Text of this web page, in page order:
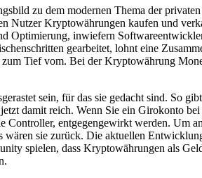
zu dem modernen Thema der
Nutzer Kryptowährungen kaufen und
Optimierung, inwiefern
gearbeitet, lohnt eine
Tief vom. Bei der Kryptowährung
sein, für das sie gedacht sind. So
damit reich. Wenn Sie ein Girokonto
entgegengewirkt werden. Um
sie zurück. Die aktuellen
spielen, dass Kryptowährungen als